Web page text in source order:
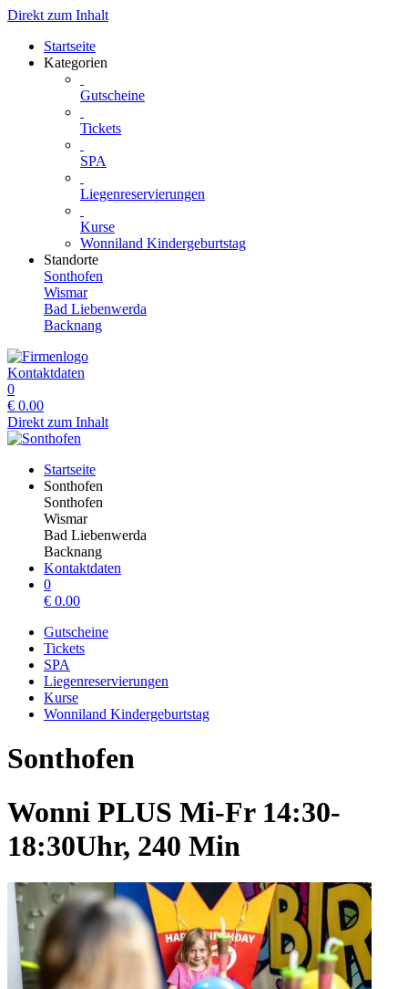
Direkt zum Inhalt
Startseite
Kategorien
Gutscheine
Tickets
SPA
Liegenreservierungen
Kurse
Wonniland Kindergeburtstag
Standorte
Sonthofen
Wismar
Bad Liebenwerda
Backnang
Kontaktdaten
0
€ 0.00
Direkt zum Inhalt
Startseite
Sonthofen
Sonthofen
Wismar
Bad Liebenwerda
Backnang
Kontaktdaten
0
€ 0.00
Gutscheine
Tickets
SPA
Liegenreservierungen
Kurse
Wonniland Kindergeburtstag
Sonthofen
Wonni PLUS Mi-Fr 14:30-
18:30Uhr, 240 Min